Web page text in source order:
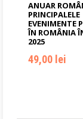
ANUAR
PRINCIPALELE
EVENIMENTE
ÎN ROMÂNIA
2025
49,00 lei